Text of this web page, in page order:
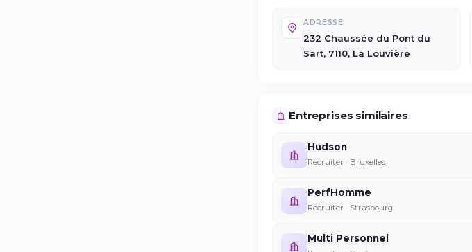
ADRESSE
232 Chaussée du Pont du
Sart, 7110, La Louvière
Entreprises similaires
Hudson
Recruiter · Bruxelles
PerfHomme
Recruiter · Strasbourg
Multi Personnel